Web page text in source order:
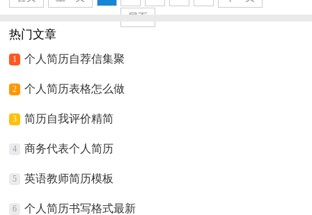
尾页
热门文章
1 个人简历自荐信集聚
2 个人简历表格怎么做
3 简历自我评价精简
4 商务代表个人简历
5 英语教师简历模板
6 个人简历书写格式最新